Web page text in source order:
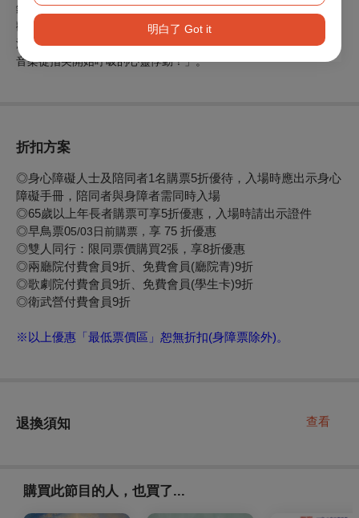
明白了 Got it
鐘，是考驗技巧與體力的極致音樂旅程，誠摯邀請您走入這座充滿
歡樂與期待感的音樂殿堂，近距離見證~~關於「觸覺」與「時間」
深刻對話的鋼琴獨奏會。期待您親自感受「在黑白鍵快閃的瞬間，
音樂從指尖開始呼吸的心靈悸動！」。
折扣方案
◎身心障礙人士及陪同者1名購票5折優待，入場時應出示身心
障礙手冊，陪同者與身障者需同時入場
◎65歲以上年長者購票可享5折優惠，入場時請出示證件
◎早鳥票05/03日前購票， 享 75 折優惠
◎雙人同行：限同票價購買2張，享8折優惠
◎兩廳院付費會員9折、免費會員(廳院青)9折
◎歌劇院付費會員9折、免費會員(學生卡)9折
◎衛武營付費會員9折
※以上優惠「最低票價區」恕無折扣(身障票除外)。
退換須知 查看
購買此節目的人，也買了...